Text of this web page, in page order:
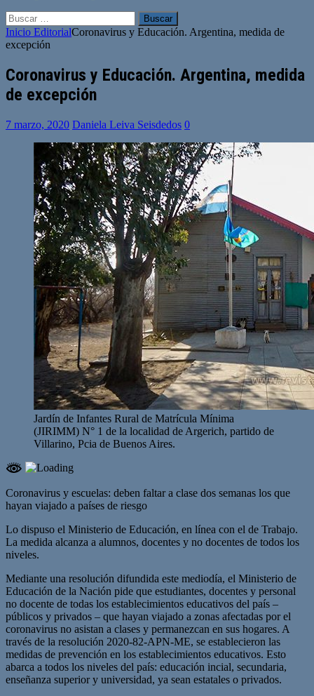
Buscar:
Inicio EditorialCoronavirus y Educación. Argentina, medida de
excepción
Coronavirus y Educación. Argentina, medida
de excepción
7 marzo, 2020 Daniela Leiva Seisdedos 0
Jardín de Infantes Rural de Matrícula Mínima
(JIRIMM) N° 1 de la localidad de Argerich, partido de
Villarino, Pcia de Buenos Aires.
Coronavirus y escuelas: deben faltar a clase dos semanas los que
hayan viajado a países de riesgo
Lo dispuso el Ministerio de Educación, en línea con el de Trabajo.
La medida alcanza a alumnos, docentes y no docentes de todos los
niveles.
Mediante una resolución difundida este mediodía, el Ministerio de
Educación de la Nación pide que estudiantes, docentes y personal
no docente de todas los establecimientos educativos del país –
públicos y privados – que hayan viajado a zonas afectadas por el
coronavirus no asistan a clases y permanezcan en sus hogares. A
través de la resolución 2020-82-APN-ME, se establecieron las
medidas de prevención en los establecimientos educativos. Esto
abarca a todos los niveles del país: educación incial, secundaria,
enseñanza superior y universidad, ya sean estatales o privados.